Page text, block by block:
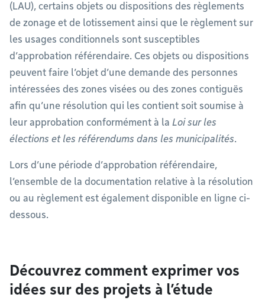
(LAU), certains objets ou dispositions des règlements
de zonage et de lotissement ainsi que le règlement sur
les usages conditionnels sont susceptibles
d’approbation référendaire. Ces objets ou dispositions
peuvent faire l’objet d’une demande des personnes
intéressées des zones visées ou des zones contiguës
afin qu’une résolution qui les contient soit soumise à
leur approbation conformément à la Loi sur les
élections et les référendums dans les municipalités.
Lors d’une période d’approbation référendaire,
l’ensemble de la documentation relative à la résolution
ou au règlement est également disponible en ligne ci-
dessous.
Découvrez comment exprimer vos
idées sur des projets à l’étude